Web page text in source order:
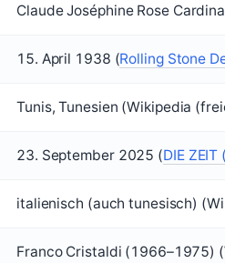
Claude Joséphine Rose
15. April 1938 (Rolling Stone
Tunis, Tunesien (Wikipedia
23. September 2025 (DIE
italienisch (auch tunesisch)
Franco Cristaldi (1966–1975)